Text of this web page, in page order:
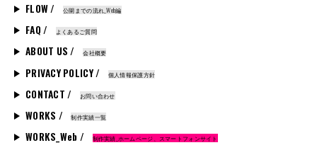
FLOW / 公開までの流れ_Web編
FAQ / よくあるご質問
ABOUT US / 会社概要
PRIVACY POLICY / 個人情報保護方針
CONTACT / お問い合わせ
WORKS / 制作実績一覧
WORKS_Web / 制作実績_ホームページ、スマートフォンサイト